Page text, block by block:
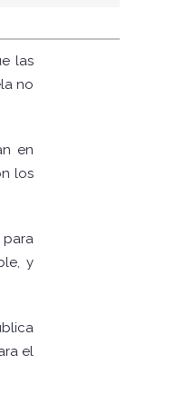
las
no
en
los
para
y
el